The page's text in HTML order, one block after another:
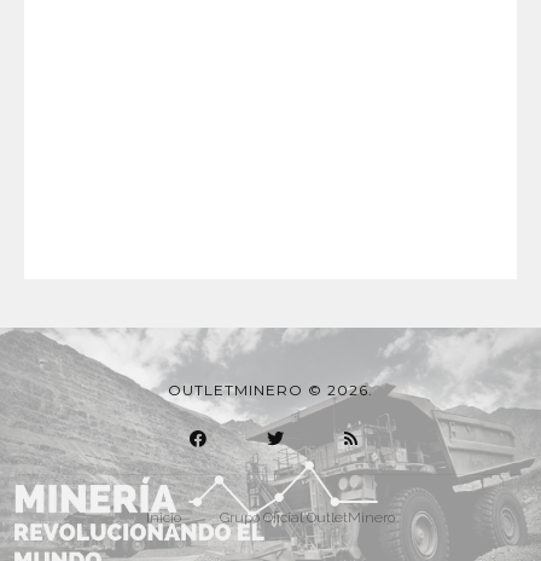
OUTLETMINERO © 2026.
Inicio Grupo Oficial OutletMinero